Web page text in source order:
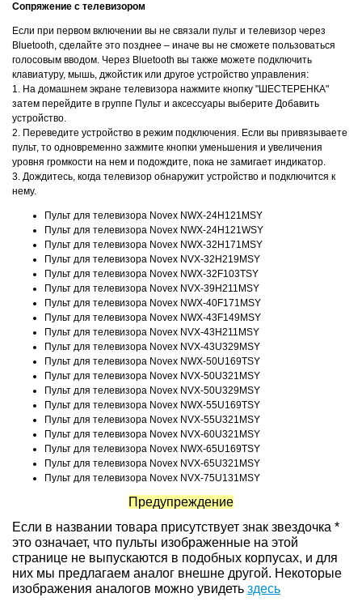
Сопряжение с телевизором
Если при первом включении вы не связали пульт и телевизор через
Bluetooth, сделайте это позднее – иначе вы не сможете пользоваться
голосовым вводом. Через Bluetooth вы также можете подключить
клавиатуру, мышь, джойстик или другое устройство управления:
1. На домашнем экране телевизора нажмите кнопку "ШЕСТЕРЕНКА"
затем перейдите в группе Пульт и аксессуары выберите Добавить
устройство.
2. Переведите устройство в режим подключения. Если вы привязываете
пульт, то одновременно зажмите кнопки уменьшения и увеличения
уровня громкости на нем и подождите, пока не замигает индикатор.
3. Дождитесь, когда телевизор обнаружит устройство и подключится к
нему.
Пульт для телевизора Novex NWX-24H121MSY
Пульт для телевизора Novex NWX-24H121WSY
Пульт для телевизора Novex NWX-32H171MSY
Пульт для телевизора Novex NVX-32H219MSY
Пульт для телевизора Novex NWX-32F103TSY
Пульт для телевизора Novex NVX-39H211MSY
Пульт для телевизора Novex NWX-40F171MSY
Пульт для телевизора Novex NWX-43F149MSY
Пульт для телевизора Novex NVX-43H211MSY
Пульт для телевизора Novex NVX-43U329MSY
Пульт для телевизора Novex NWX-50U169TSY
Пульт для телевизора Novex NVX-50U321MSY
Пульт для телевизора Novex NVX-50U329MSY
Пульт для телевизора Novex NWX-55U169TSY
Пульт для телевизора Novex NVX-55U321MSY
Пульт для телевизора Novex NVX-60U321MSY
Пульт для телевизора Novex NWX-65U169TSY
Пульт для телевизора Novex NVX-65U321MSY
Пульт для телевизора Novex NVX-75U131MSY
Предупреждение
Если в названии товара присутствует знак звездочка *
это означает, что пульты изображенные на этой
странице не выпускаются в подобных корпусах, и для
них мы предлагаем аналог внешне другой. Некоторые
изображения аналогов можно увидеть здесь